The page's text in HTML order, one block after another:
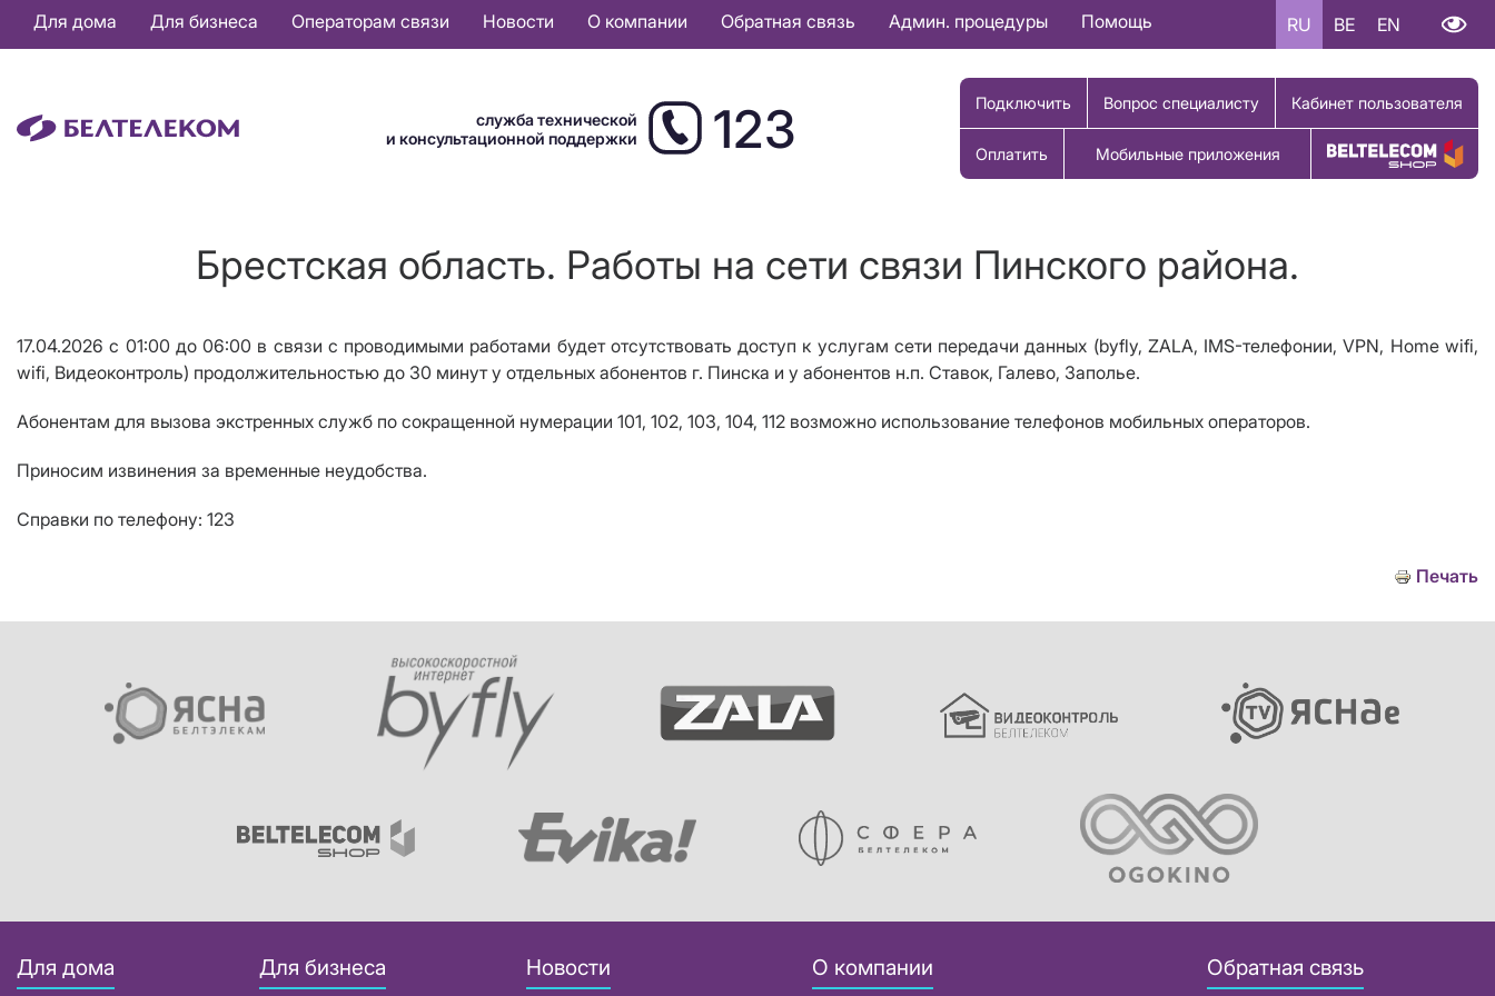
Основная
навигация
Для дома Для бизнеса Операторам связи Новости О компании Обратная связь Админ. процедуры Помощь RU BE EN
служба технической
и консультационной поддержки
123 Подключить Вопрос специалисту Кабинет пользователя
Оплатить Мобильные приложения Купить товар
Брестская область. Работы на сети связи Пинского района.
17.04.2026 с 01:00 до 06:00 в связи с проводимыми работами будет отсутствовать доступ к услугам сети передачи данных (byfly, ZALA, IMS-телефонии, VPN, Home wifi,
wifi, Видеоконтроль) продолжительностью до 30 минут у отдельных абонентов г. Пинска и у абонентов н.п. Ставок, Галево, Заполье.
Абонентам для вызова экстренных служб по сокращенной нумерации 101, 102, 103, 104, 112 возможно использование телефонов мобильных операторов.
Приносим извинения за временные неудобства.
Справки по телефону: 123
Печать
Для дома Для бизнеса Новости О компании Обратная связь